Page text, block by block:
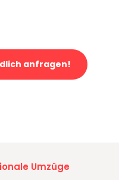
anfragen!
Umzüge